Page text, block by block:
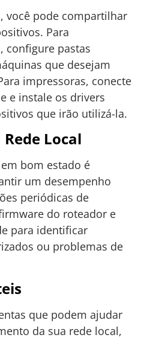
você pode compartilhar
Para
configure pastas
que desejam
impressoras, conecte
e instale os drivers
que irão utilizá-la.
Local
bom estado é
um desempenho
periódicas de
do roteador e
para identificar
ou problemas de
que podem ajudar
da sua rede local,